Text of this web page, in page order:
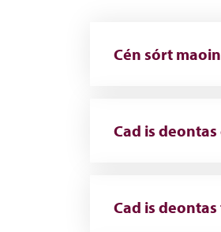
Cén sórt
Cad is
Cad is